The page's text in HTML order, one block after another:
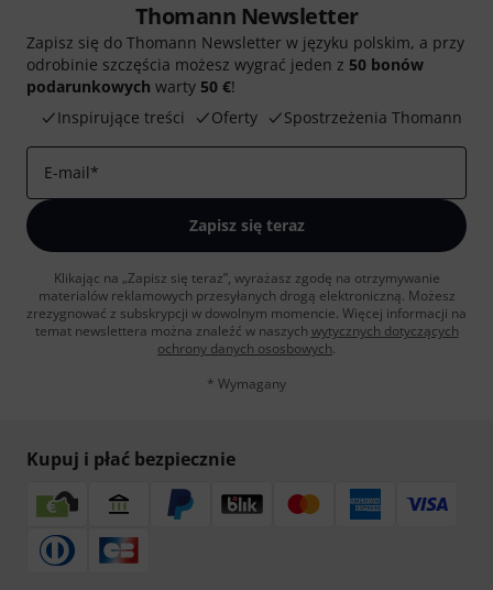
Thomann Newsletter
Zapisz się do Thomann Newsletter w języku polskim, a przy
odrobinie szczęścia możesz wygrać jeden z 50 bonów
podarunkowych warty 50 €!
Inspirujące treści
Oferty Spostrzeżenia Thomann
E-mail*
Zapisz się teraz
Klikając na „Zapisz się teraz”, wyrażasz zgodę na otrzymywanie
materialów reklamowych przesyłanych drogą elektroniczną. Możesz
zrezygnować z subskrypcji w dowolnym momencie. Więcej informacji na
temat newslettera można znaleźć w naszych wytycznych dotyczących
ochrony danych ososbowych.
* Wymagany
Kupuj i płać bezpiecznie